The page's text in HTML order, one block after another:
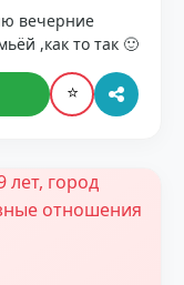
вечерние
,как то так 🙂
⭐